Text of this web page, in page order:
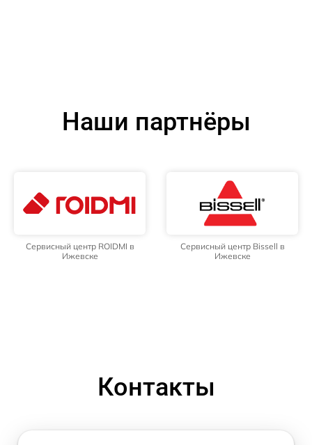
Наши партнёры
Сервисный центр ROIDMI в
Ижевске
Сервисный центр Bissell в
Ижевске
Контакты